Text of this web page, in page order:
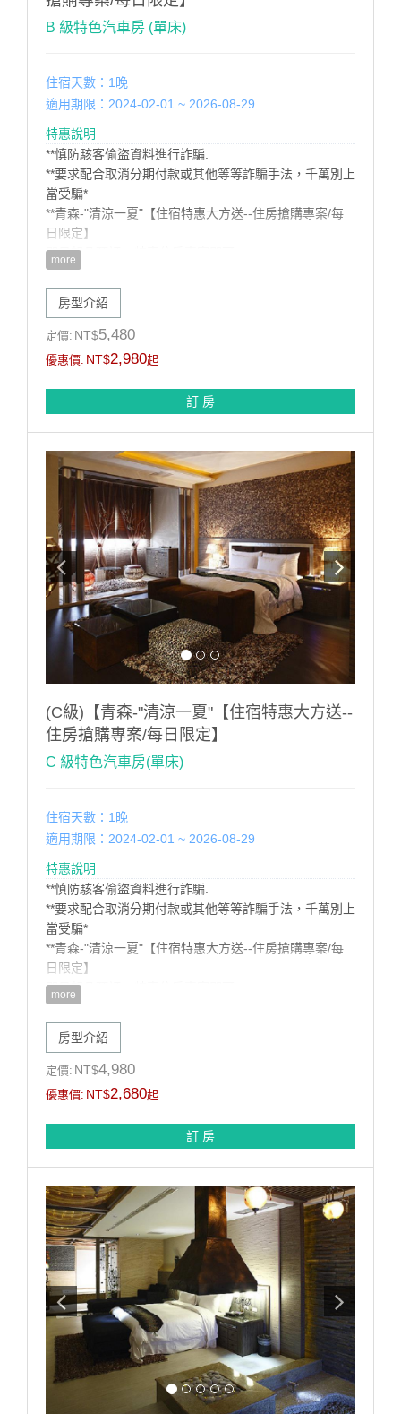
B 級特色汽車房 (單床)
住宿天數：1晚
適用期限：2024-02-01 ~ 2026-08-29
特惠說明
**慎防駭客偷盜資料進行詐騙.
**要求配合取消分期付款或其他等等詐騙手法，千萬別上
當受騙*
**青森-"清涼一夏"【住宿特惠大方送--住房搶購專案/每
日限定】
即日起凡預訂---特惠住房專案即可:
1.住宿特享優惠特價
2贈送精緻早餐二客。
3.漫遊腳踏車免費租借服務
訂購須知:
*本房型限住2位無法加人住宿(含兒童)
more
房型介紹
定價: NT$5,480
優惠價: NT$2,980起
訂 房
(C級)【青森-"清涼一夏"【住宿特惠大方送--
住房搶購專案/每日限定】
C 級特色汽車房(單床)
住宿天數：1晚
適用期限：2024-02-01 ~ 2026-08-29
特惠說明
**慎防駭客偷盜資料進行詐騙.
**要求配合取消分期付款或其他等等詐騙手法，千萬別上
當受騙*
**青森-"清涼一夏"【住宿特惠大方送--住房搶購專案/每
日限定】
即日起凡預訂---特惠住房專案即可:
1.住宿特享優惠特價
2贈送精緻早餐二客。
3.漫遊腳踏車免費租借服務
訂購須知:
*本房型限住2位無法加人住宿(含兒童)
more
房型介紹
定價: NT$4,980
優惠價: NT$2,680起
訂 房